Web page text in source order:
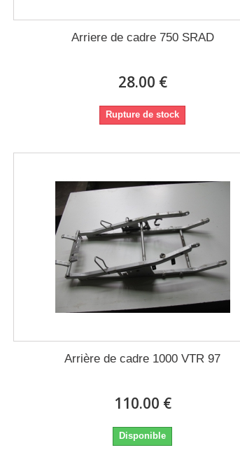
Arriere de cadre 750 SRAD
28.00 €
Rupture de stock
Arrière de cadre 1000 VTR 97
110.00 €
Disponible